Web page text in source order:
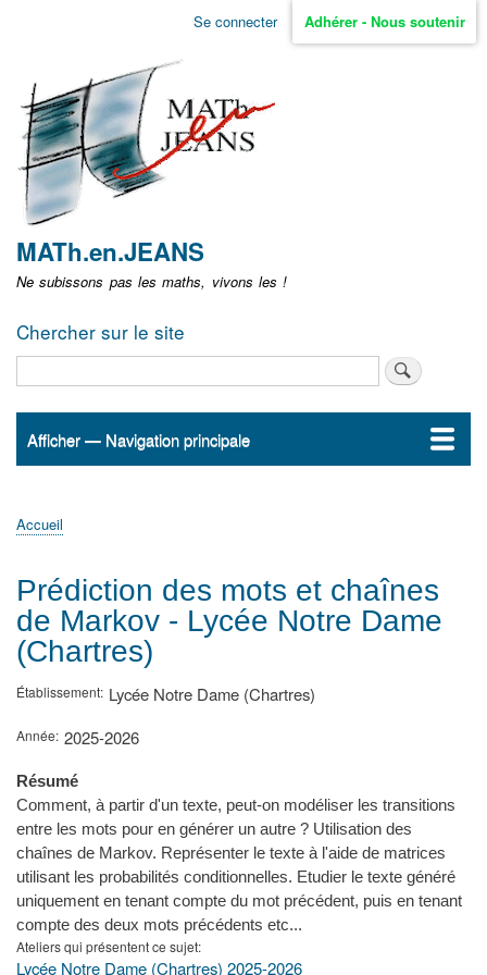
Aller
non
identifié
Se connecter Adhérer - Nous soutenir
MATh.en.JEANS
Ne subissons pas les maths, vivons les !
Chercher sur le site
Navigation
Afficher — Navigation principale
Accueil
ActualitésMATh.en.JEANS ?
Régions et Ateliers
Créer, gérer un atelier
Sujets/Publications
Congrès
d'Ariane
Accueil
Prédiction des mots et chaînes
de Markov - Lycée Notre Dame
(Chartres)
Établissement Lycée Notre Dame (Chartres)
Année 2025-2026
Résumé
Comment, à partir d'un texte, peut-on modéliser les transitions
entre les mots pour en générer un autre ? Utilisation des
chaînes de Markov. Représenter le texte à l'aide de matrices
utilisant les probabilités conditionnelles. Etudier le texte généré
uniquement en tenant compte du mot précédent, puis en tenant
compte des deux mots précédents etc...
Ateliers qui présentent ce sujet
Lycée Notre Dame (Chartres) 2025-2026